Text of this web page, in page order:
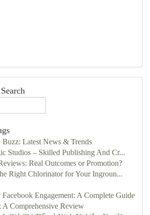
Latest News & Trends
Studios – Skilled Publishing And Cr...
Real Outcomes or Promotion?
Right Chlorinator for Your Ingroun...
Facebook Engagement: A Complete Guide
A Comprehensive Review